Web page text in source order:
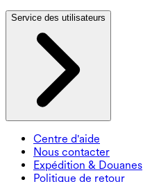
Service des utilisateurs
Centre d'aide
Nous contacter
Expédition & Douanes
Politique de retour